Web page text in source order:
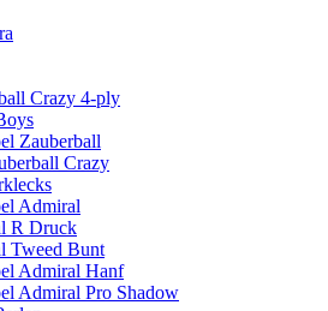
Crazy 4-ply
Zauberball
Crazy
Admiral
R Druck
Tweed Bunt
Admiral Hanf
Admiral Pro Shadow